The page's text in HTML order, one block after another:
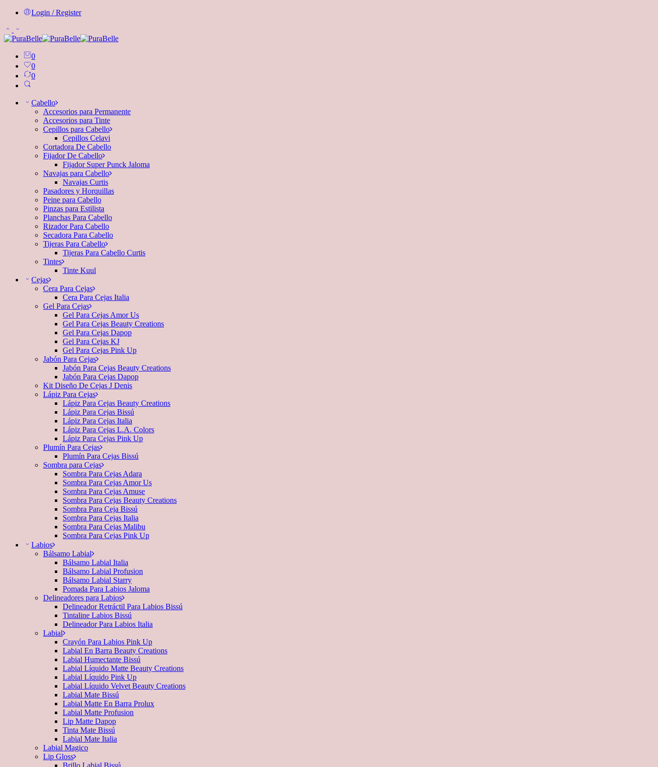
Login / Register
0
0
0
Cabello
Accesorios para Permanente
Accesorios para Tinte
Cepillos para Cabello
Cepillos Celavi
Cortadora De Cabello
Fijador De Cabello
Fijador Super Punck Jaloma
Navajas para Cabello
Navajas Curtis
Pasadores y Horquillas
Peine para Cabello
Pinzas para Estilista
Planchas Para Cabello
Rizador Para Cabello
Secadora Para Cabello
Tijeras Para Cabello
Tijeras Para Cabello Curtis
Tintes
Tinte Kuul
Cejas
Cera Para Cejas
Cera Para Cejas Italia
Gel Para Cejas
Gel Para Cejas Amor Us
Gel Para Cejas Beauty Creations
Gel Para Cejas Dapop
Gel Para Cejas KJ
Gel Para Cejas Pink Up
Jabón Para Cejas
Jabón Para Cejas Beauty Creations
Jabón Para Cejas Dapop
Kit Diseño De Cejas J Denis
Lápiz Para Cejas
Lápiz Para Cejas Beauty Creations
Lápiz Para Cejas Bissú
Lápiz Para Cejas Italia
Lápiz Para Cejas L.A. Colors
Lápiz Para Cejas Pink Up
Plumín Para Cejas
Plumín Para Cejas Bissú
Sombra para Cejas
Sombra Para Cejas Adara
Sombra Para Cejas Amor Us
Sombra Para Cejas Amuse
Sombra Para Cejas Beauty Creations
Sombra Para Ceja Bissú
Sombra Para Cejas Italia
Sombra Para Cejas Malibu
Sombra Para Cejas Pink Up
Labios
Bálsamo Labial
Bálsamo Labial Italia
Bálsamo Labial Profusion
Bálsamo Labial Starry
Pomada Para Labios Jaloma
Delineadores para Labios
Delineador Retráctil Para Labios Bissú
Tintaline Labios Bissú
Delineador Para Labios Italia
Labial
Crayón Para Labios Pink Up
Labial En Barra Beauty Creations
Labial Humectante Bissú
Labial Líquido Matte Beauty Creations
Labial Líquido Pink Up
Labial Líquido Velvet Beauty Creations
Labial Mate Bissú
Labial Matte En Barra Prolux
Labial Matte Profusion
Lip Matte Dapop
Tinta Mate Bissú
Labial Mate Italia
Labial Magico
Lip Gloss
Brillo Labial Bissú